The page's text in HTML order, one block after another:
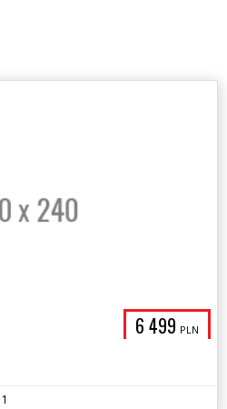
6 499 PLN
1